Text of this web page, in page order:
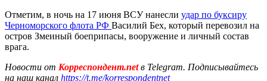
Отметим, в ночь на 17 июня ВСУ нанесли удар по буксиру
Черноморского флота РФ Василий Бех, который перевозил на
остров Змеиный боеприпасы, вооружение и личный состав
врага.
Новости от Корреспондент.netв Telegram. Подписывайтесь
на наш канал https://t.me/korrespondentnet